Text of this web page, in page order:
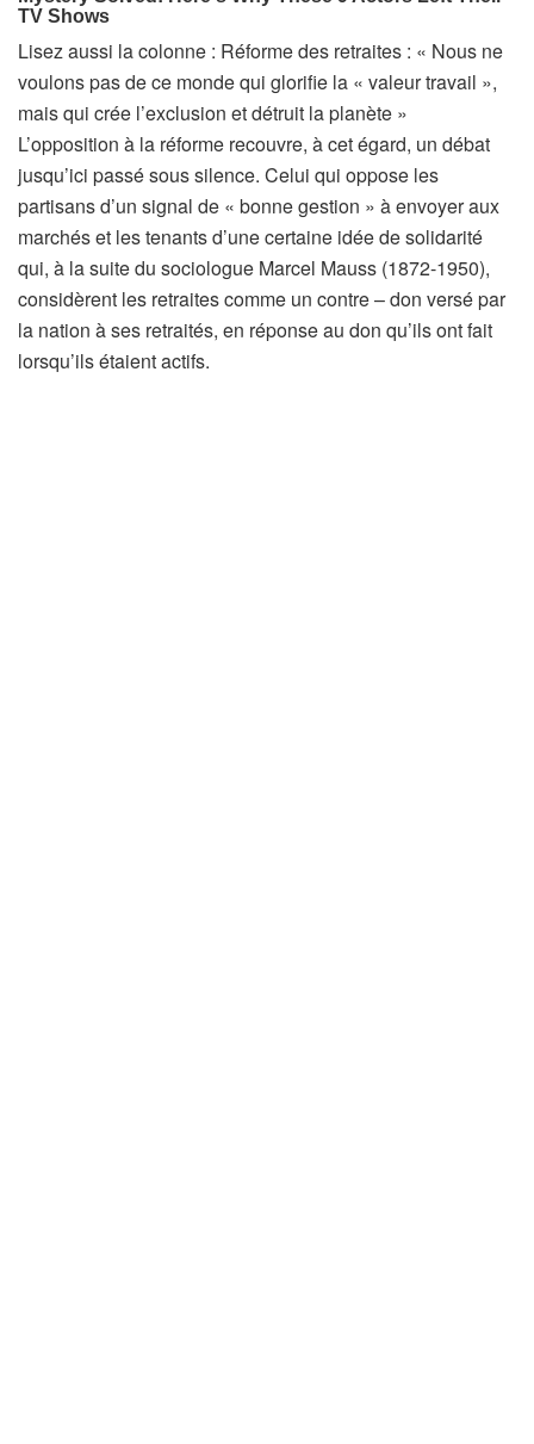
Lisez aussi la colonne : A
r
t
i
c
e
r
é
s
Réforme des retraites : « Nous ne
voulons pas de ce monde qui glorifie la « valeur travail »,
mais qui crée l’exclusion et détruit la planète »
L’opposition à la réforme recouvre, à cet égard, un débat
jusqu’ici passé sous silence. Celui qui oppose les
partisans d’un signal de « bonne gestion » à envoyer aux
marchés et les tenants d’une certaine idée de solidarité
qui, à la suite du sociologue Marcel Mauss (1872-1950),
considèrent les retraites comme un contre – don versé par
la nation à ses retraités, en réponse au don qu’ils ont fait
lorsqu’ils étaient actifs.